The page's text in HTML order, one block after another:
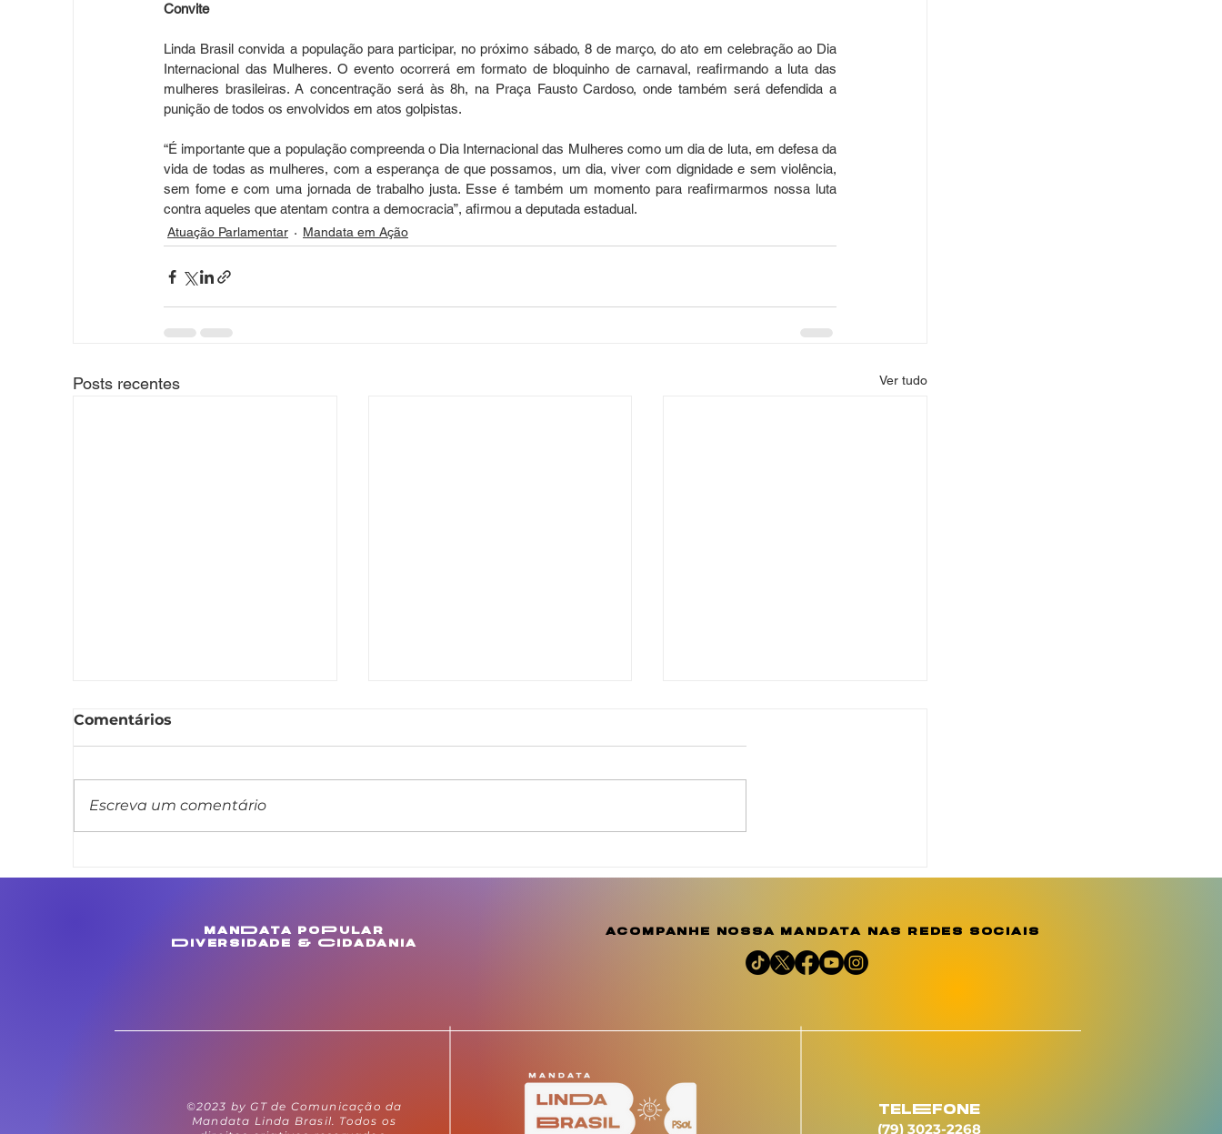
Convite
Linda Brasil convida a população para participar, no próximo sábado, 8 de março, do ato em celebração ao Dia
Internacional das Mulheres. O evento ocorrerá em formato de bloquinho de carnaval, reafirmando a luta das
mulheres brasileiras. A concentração será às 8h, na Praça Fausto Cardoso, onde também será defendida a
punição de todos os envolvidos em atos golpistas.
“É importante que a população compreenda o Dia Internacional das Mulheres como um dia de luta, em defesa da
vida de todas as mulheres, com a esperança de que possamos, um dia, viver com dignidade e sem violência,
sem fome e com uma jornada de trabalho justa. Esse é também um momento para reafirmarmos nossa luta
contra aqueles que atentam contra a democracia”, afirmou a deputada estadual.
Atuação Parlamentar Mandata em Ação
Posts recentes Ver tudo
melhorias para
em Estância
a conscientização e
aleitamento humano
Negras celebra
justiça social em Sergipe
Comentários
Escreva um comentário
manData poPular
Diversidade & Cidadania
acompanhe nossa mandata nas redes sociais
©2023 by GT de Comunicação da
Mandata Linda Brasil. Todos os
telEfone
(79) 3023-2268